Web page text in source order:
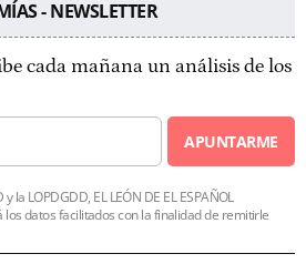
- NEWSLETTER
cada mañana un análisis de los
APUNTARME
la LOPDGDD, EL LEÓN DE EL ESPAÑOL
los datos facilitados con la finalidad de remitirle